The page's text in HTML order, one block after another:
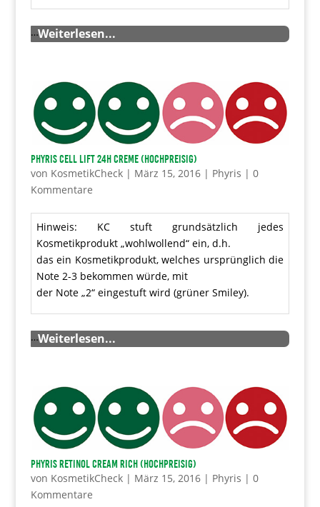
…Weiterlesen...
PHYRIS Cell Lift 24h Creme (hochpreisig)
von KosmetikCheck| März 15, 2016| Phyris | 0
Kommentare
Hinweis: KC stuft grundsätzlich jedes
Kosmetikprodukt „wohlwollend“ ein, d.h.
das ein Kosmetikprodukt, welches ursprünglich die
Note 2-3 bekommen würde, mit
der Note „2“ eingestuft wird (grüner Smiley).
…Weiterlesen...
PHYRIS Retinol Cream Rich (hochpreisig)
von KosmetikCheck| März 15, 2016| Phyris | 0
Kommentare